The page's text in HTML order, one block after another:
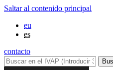
Saltar al contenido principal
eu
es
contacto